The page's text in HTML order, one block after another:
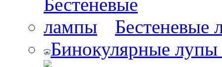
Бестеневые
Бинокулярные